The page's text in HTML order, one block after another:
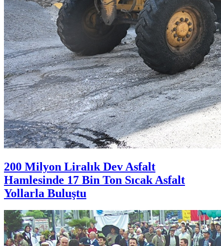
200 Milyon Liralık Dev Asfalt
Hamlesinde 17 Bin Ton Sıcak Asfalt
Yollarla Buluştu